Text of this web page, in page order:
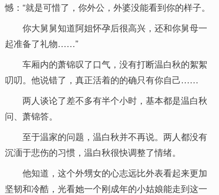
憾：“就是可惜了，你外公，外婆没能看到你的样子。
你大舅舅知道阿姐怀孕后很高兴，还和你舅母一
起准备了礼物……”
车厢内的萧锦叹了口气，没有打断温白秋的絮絮
叨叨。他说错了，真正活着的的确只有你自己……
两人谈论了差不多有半个小时，基本都是温白秋
问、萧锦答。
至于温家的问题，温白秋并不再说。两人都没有
沉湎于悲伤的习惯，温白秋很快调整了情绪。
他知道，这个外甥女的心志远比外表看起来更加
坚韧和冷酷，光看她一个刚成年的小姑娘能走到这一